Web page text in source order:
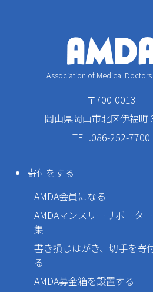
Association of Medical Doctors
〒700-0013
岡山県岡山市北区伊福町
TEL.086-252-7700
寄付をする
AMDA会員になる
AMDAマンスリーサポータ
集
書き損じはがき、切手を寄
る
AMDA募金箱を設置する